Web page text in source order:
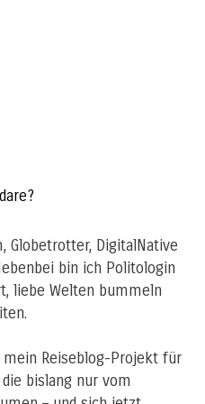
Globetrotter, DigitalNative
bin ich Politologin
liebe Welten bummeln
mein Reiseblog-Projekt für
bislang nur vom